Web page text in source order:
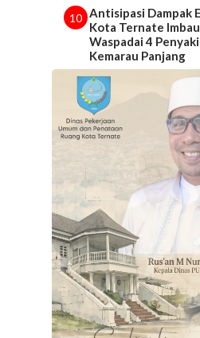
10 Antisipasi Dampak
Kota Ternate
Waspadai 4
Kemarau Panjang